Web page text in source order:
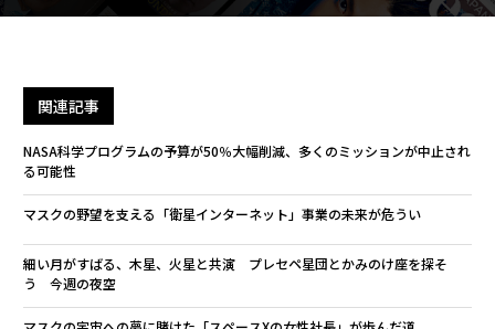
関連記事
NASA科学プログラムの予算が50％大幅削減、多くのミッションが中止され
る可能性
マスクの野望を支える「衛星インターネット」事業の未来が危うい
細い月がすばる、木星、火星と共演 プレセペ星団とかみのけ座を探そ
う 今週の夜空